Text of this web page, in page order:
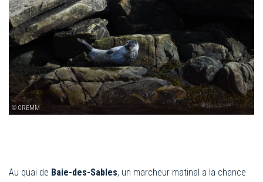
© GREMM
Au quai de Baie-des-Sables, un marcheur matinal a la chance